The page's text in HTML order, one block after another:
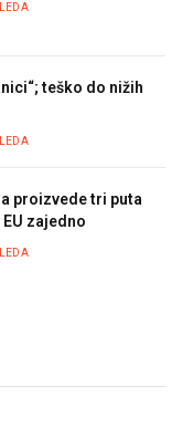
teško do nižih
proizvede tri puta
zajedno